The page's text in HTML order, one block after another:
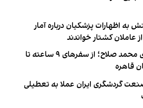
به اظهارات پزشکیان درباره آمار
عاملان کشتار خواندند
روایت فداکاری‌های محمد صلاح؛ از سفرهای ۹ ساعته تا
قاهره
گردشگری ایران عملا به تعطیلی